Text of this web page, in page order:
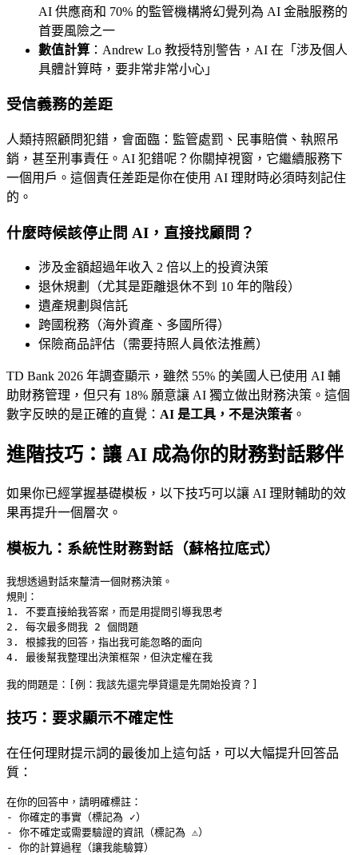
AI 供應商和 70% 的監管機構將幻覺列為 AI 金融服務的
首要風險之一
數值計算 ：Andrew Lo 教授特別警告，AI 在「涉及個人
具體計算時，要非常非常小心」
受信義務的差距
人類持照顧問犯錯，會面臨：監管處罰、民事賠償、執照吊
銷，甚至刑事責任。AI 犯錯呢？你關掉視窗，它繼續服務下
一個用戶。這個責任差距是你在使用 AI 理財時必須時刻記住
的。
什麼時候該停止問 AI，直接找顧問？
涉及金額超過年收入 2 倍以上的投資決策
退休規劃（尤其是距離退休不到 10 年的階段）
遺產規劃與信託
跨國稅務（海外資產、多國所得）
保險商品評估（需要持照人員依法推薦）
TD Bank 2026 年調查顯示，雖然 55% 的美國人已使用 AI 輔
助財務管理，但只有 18% 願意讓 AI 獨立做出財務決策。這個
數字反映的是正確的直覺： AI 是工具，不是決策者 。
進階技巧：讓 AI 成為你的財務對話夥伴
如果你已經掌握基礎模板，以下技巧可以讓 AI 理財輔助的效
果再提升一個層次。
模板九：系統性財務對話（蘇格拉底式）
我想透過對話來釐清一個財務決策。
規則：
1. 不要直接給我答案，而是用提問引導我思考
2. 每次最多問我 2 個問題
3. 根據我的回答，指出我可能忽略的面向
4. 最後幫我整理出決策框架，但決定權在我
技巧：要求顯示不確定性
在任何理財提示詞的最後加上這句話，可以大幅提升回答品
質：
在你的回答中，請明確標註：
- 你確定的事實（標記為 ✓）
- 你不確定或需要驗證的資訊（標記為 ⚠️）